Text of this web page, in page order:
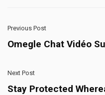
Previous Post
Omegle Chat Vidéo
Next Post
Stay Protected